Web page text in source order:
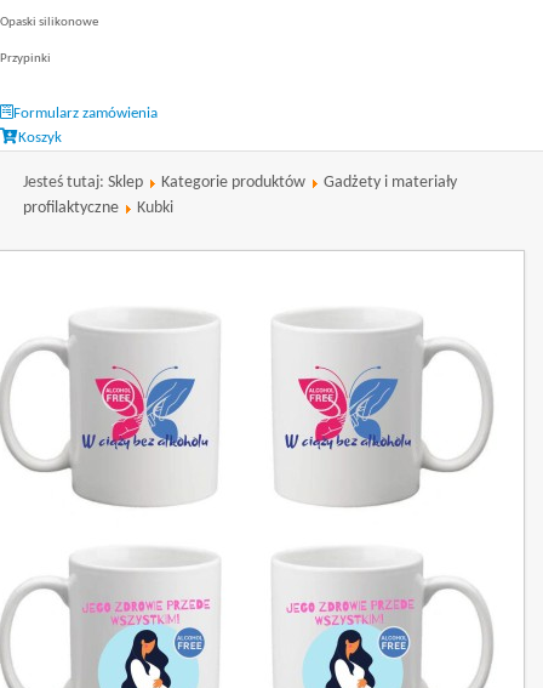
Opaski silikonowe
Przypinki
Formularz zamówienia
Koszyk
Jesteś tutaj:Sklep Kategorie produktów
Gadżety i materiały
profilaktyczne
Kubki